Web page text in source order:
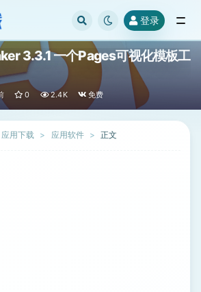
登录
3.3.1 一个Pages可视化模板工
0 2.4K 免费
应用下载 应用软件 正文